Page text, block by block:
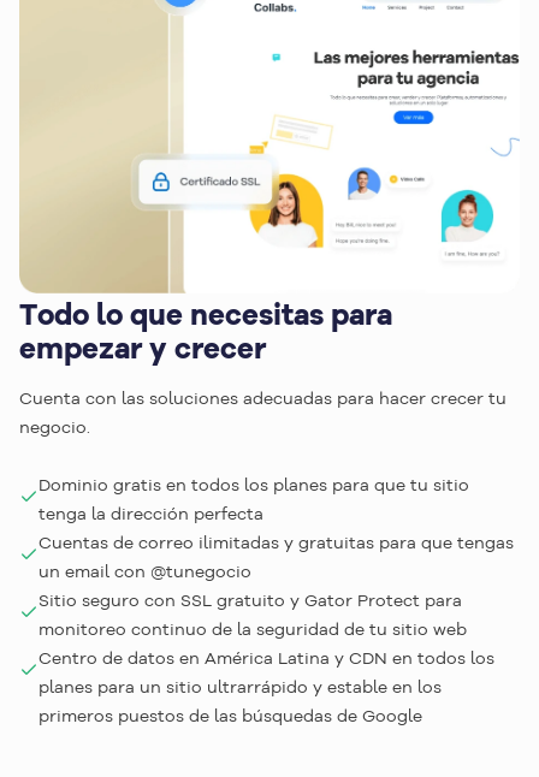
Todo lo que necesitas para
empezar y crecer
Cuenta con las soluciones adecuadas para hacer crecer tu
negocio.
Dominio gratis en todos los planes para que tu sitio
tenga la dirección perfecta
Cuentas de correo ilimitadas y gratuitas para que tengas
un email con @tunegocio
Sitio seguro con SSL gratuito y Gator Protect para
monitoreo continuo de la seguridad de tu sitio web
Centro de datos en América Latina y CDN en todos los
planes para un sitio ultrarrápido y estable en los
primeros puestos de las búsquedas de Google